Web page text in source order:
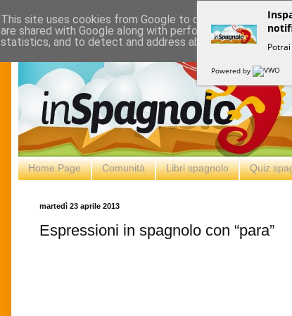
Home Page Comunità Libri spagnolo Quiz
martedì 23 aprile 2013
Espressioni in spagnolo con “para”
This site uses cookies from Google to deliver its services
are shared with Google along with performance and
statistics, and to detect and address abuse.
Powered by